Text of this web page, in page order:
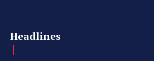
Headlines